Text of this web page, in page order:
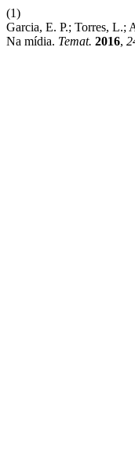
(1)
Garcia, E. P.; Torres, L.;
Na mídia. Temat. 2016,